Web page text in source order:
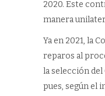
2020. Este
manera
Ya en 2021, la
reparos al
la selección
pues, según el